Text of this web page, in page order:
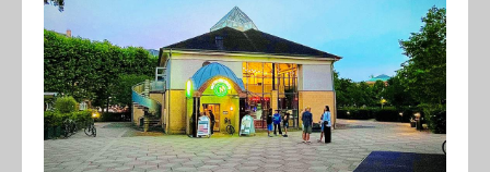
Press
Contact us
Privacy
SHOP